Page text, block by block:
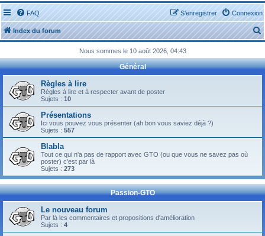
FAQ Connexion
S’enregistrer
Index du forum
e
c
Nous sommes le 10 août 2026, 04:43
Général
Règles à lire
Règles à lire et à respecter avant de poster
Sujets : 10
Présentations
Ici vous pouvez vous présenter (ah bon vous saviez déjà ?)
Sujets : 557
Blabla
Tout ce qui n'a pas de rapport avec GTO (ou que vous ne savez pas où
poster) c'est par là
Sujets : 273
Passion-GTO
Le nouveau forum
Par là les commentaires et propositions d'amélioration
Sujets : 4